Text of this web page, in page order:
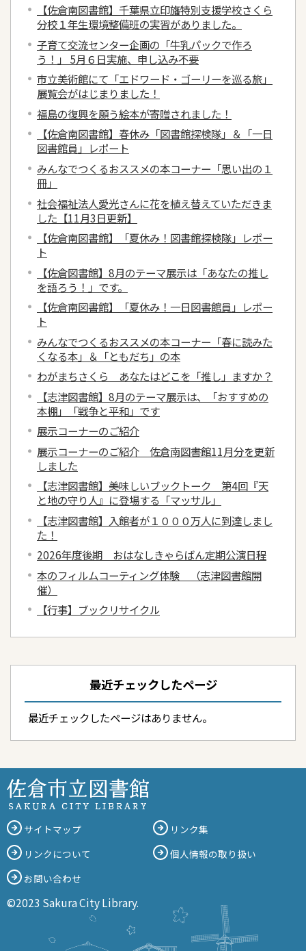
【佐倉南図書館】千葉県立印旛特別支援学校さくら
分校１年生環境整備班の実習がありました。
子育て交流センター企画の「牛乳パックで作ろ
う！」 5月６日実施、申し込み不要
市立美術館にて「エドワード・ゴーリーを巡る旅」
展覧会がはじまりました！
福島の復興を願う絵本が寄贈されました！
【佐倉南図書館】春休み「図書館探検隊」＆「一日
図書館員」レポート
みんなでつくるおススメの本コーナー「思い出の１
冊」
社会福祉法人愛光さんに花を植え替えていただきま
した【11月3日更新】
【佐倉南図書館】「夏休み！図書館探検隊」レポー
ト
【佐倉図書館】8月のテーマ展示は「あなたの推し
を語ろう！」です。
【佐倉南図書館】「夏休み！一日図書館員」レポー
ト
みんなでつくるおススメの本コーナー「春に読みた
くなる本」＆「ともだち」の本
わがまちさくら あなたはどこを「推し」ますか？
【志津図書館】8月のテーマ展示は、「おすすめの
本棚」「戦争と平和」です
展示コーナーのご紹介
展示コーナーのご紹介 佐倉南図書館11月分を更新
しました
【志津図書館】美味しいブックトーク 第4回『天
と地の守り人』に登場する「マッサル」
【志津図書館】入館者が１０００万人に到達しまし
た！
2026年度後期 おはなしきゃらばん定期公演日程
本のフィルムコーティング体験 （志津図書館開
催）
【行事】ブックリサイクル
最近チェックしたページ
最近チェックしたページはありません。
サイトマップ
リンク集
リンクについて
個人情報の取り扱い
お問い合わせ
©2023 Sakura City Library.